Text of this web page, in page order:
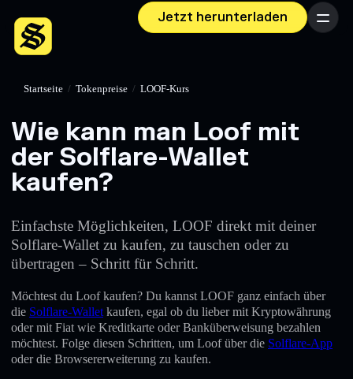
Jetzt herunterladen Menü
English
Startseite / Tokenpreise / LOOF-Kurs
Wie kann man Loof mit
der Solflare-Wallet
kaufen?
Einfachste Möglichkeiten, LOOF direkt mit deiner
Solflare-Wallet zu kaufen, zu tauschen oder zu
übertragen – Schritt für Schritt.
Möchtest du Loof kaufen? Du kannst LOOF ganz einfach über
die Solflare-Wallet kaufen, egal ob du lieber mit Kryptowährung
oder mit Fiat wie Kreditkarte oder Banküberweisung bezahlen
möchtest. Folge diesen Schritten, um Loof über die Solflare-App
oder die Browsererweiterung zu kaufen.